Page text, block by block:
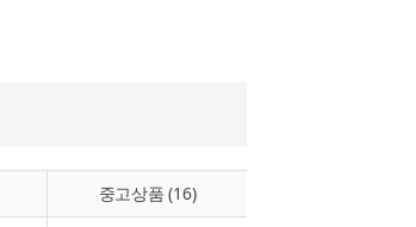
중고상품 (16)